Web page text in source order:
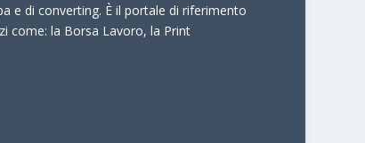
e di converting. È il portale di riferimento
come: la Borsa Lavoro, la Print